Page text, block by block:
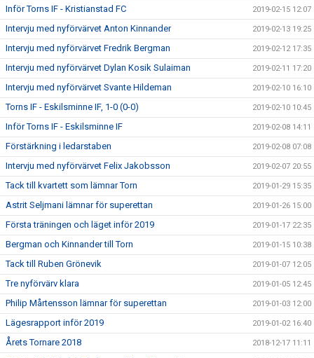
Inför Torns IF - Kristianstad FC 2019-02-15 12:07
Intervju med nyförvärvet Anton Kinnander 2019-02-13 19:25
Intervju med nyförvärvet Fredrik Bergman 2019-02-12 17:35
Intervju med nyförvärvet Dylan Kosik Sulaiman 2019-02-11 17:20
Intervju med nyförvärvet Svante Hildeman 2019-02-10 16:10
Torns IF - Eskilsminne IF, 1-0 (0-0) 2019-02-10 10:45
Inför Torns IF - Eskilsminne IF 2019-02-08 14:11
Förstärkning i ledarstaben 2019-02-08 07:08
Intervju med nyförvärvet Felix Jakobsson 2019-02-07 20:55
Tack till kvartett som lämnar Torn 2019-01-29 15:35
Astrit Seljmani lämnar för superettan 2019-01-26 15:00
Första träningen och läget inför 2019 2019-01-17 22:35
Bergman och Kinnander till Torn 2019-01-15 10:38
Tack till Ruben Grönevik 2019-01-07 12:05
Tre nyförvärv klara 2019-01-05 12:45
Philip Mårtensson lämnar för superettan 2019-01-03 12:00
Lägesrapport inför 2019 2019-01-02 16:40
Årets Tornare 2018 2018-12-17 11:11